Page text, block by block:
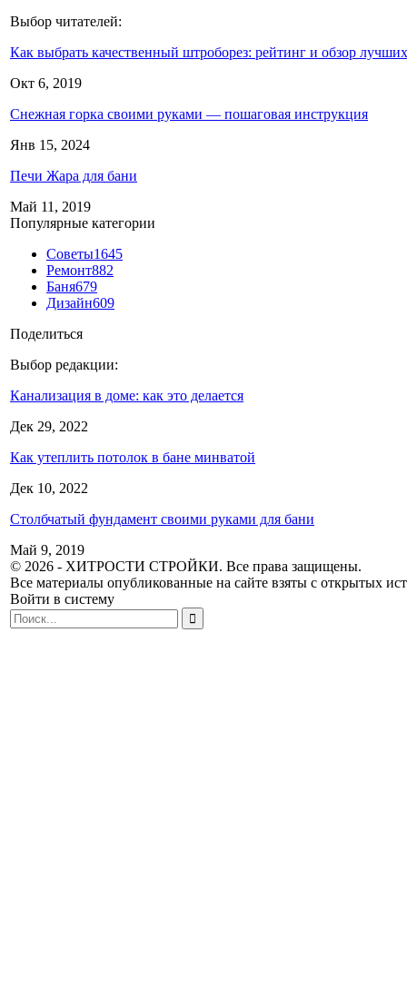
Выбор читателей:
Как выбрать качественный штроборез: рейтинг и обзор
Окт 6, 2019
Снежная горка своими руками — пошаговая инструкция
Янв 15, 2024
Печи Жара для бани
Май 11, 2019
Популярные категории
Советы1645
Ремонт882
Баня679
Дизайн609
Поделиться
Выбор редакции:
Канализация в доме: как это делается
Дек 29, 2022
Как утеплить потолок в бане минватой
Дек 10, 2022
Столбчатый фундамент своими руками для бани
Май 9, 2019
© 2026 - ХИТРОСТИ СТРОЙКИ. Все права защищены.
Все материалы опубликованные на сайте взяты с открытых
Войти в систему